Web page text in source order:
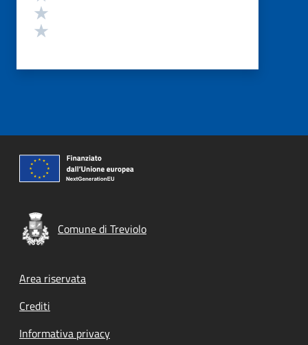
Comune di Treviolo
Footer menu
Area riservata
Crediti
Informativa privacy